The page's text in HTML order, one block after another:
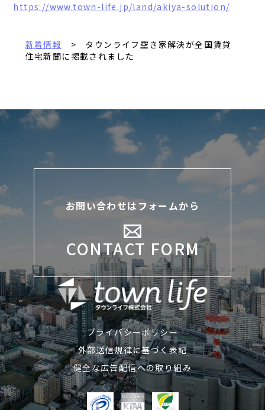
https://www.town-life.jp/land/akiya-solution/
新着情報
> タウンライフ空き家解決が全国賃貸
住宅新聞に掲載されました
お問い合わせはフォームから
CONTACT FORM
プライバシーポリシー
外部送信規律に基づく表記
健全な広告配信への取り組み